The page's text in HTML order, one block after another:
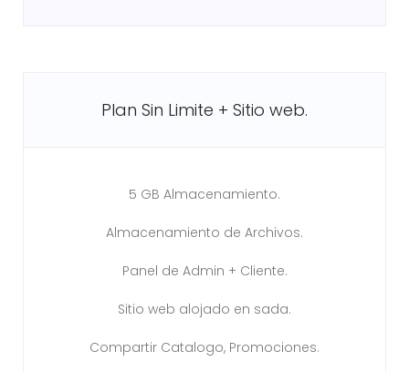
Plan Sin Limite + Sitio web.
5 GB Almacenamiento.
Almacenamiento de Archivos.
Panel de Admin + Cliente.
Sitio web alojado en sada.
Compartir Catalogo, Promociones.